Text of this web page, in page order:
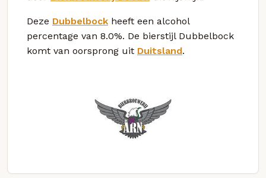
Deze Dubbelbock heeft een alcohol
percentage van 8.0%. De bierstijl Dubbelbock
komt van oorsprong uit Duitsland.